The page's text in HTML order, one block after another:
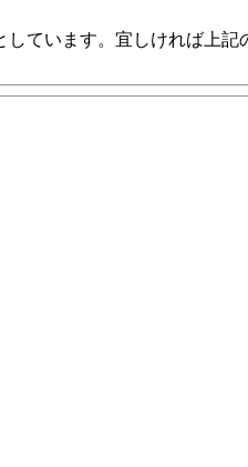
しています。宜しければ上